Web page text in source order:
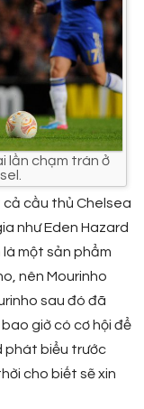
lần chạm trán ở
cầu thủ Chelsea
như Eden Hazard
một sản phẩm
nên Mourinho
sau đó đã
giờ có cơ hội để
phát biểu trước
cho biết sẽ xin